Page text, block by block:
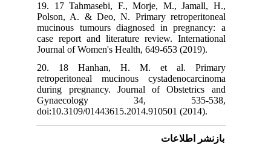
19. 17 Tahmasebi, F., Morje, M., Jamall, H.,
Polson, A. & Deo, N. Primary retroperitoneal
mucinous tumours diagnosed in pregnancy: a
case report and literature review. International
Journal of Women's Health, 649-653 (2019).
20. 18 Hanhan, H. M. et al. Primary
retroperitoneal mucinous cystadenocarcinoma
during pregnancy. Journal of Obstetrics and
Gynaecology 34, 535-538,
doi:10.3109/01443615.2014.910501 (2014).
بازنشر اطلاعات